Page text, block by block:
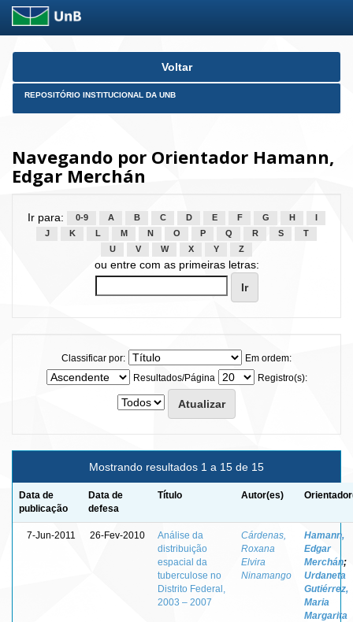
Skip
Voltar
REPOSITÓRIO INSTITUCIONAL DA UNB
Navegando por Orientador Hamann,
Edgar Merchán
Ir para: 0-9 A B C D E F G H
J
K L M N O P Q R S
T
U
V W X Y Z
ou entre com as primeiras letras:
Classificar por:
Em ordem:
Resultados/Página
Registro(s):
Mostrando resultados 1 a 15 de 15
Data de
publicação
Data de
defesa
Título Autor(es)
7-Jun-2011 26-Fev-2010
Análise da
distribuição
espacial da
tuberculose no
Distrito Federal,
2003 – 2007
Cárdenas,
Roxana
Elvira
Ninamango
Hamann,
Edgar
Merchán;
Urdaneta
Gutiérrez,
Maria
Margarita